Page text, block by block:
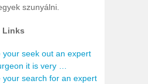
szunyálni.
Links
your seek out an expert
it is very …
your search for an expert